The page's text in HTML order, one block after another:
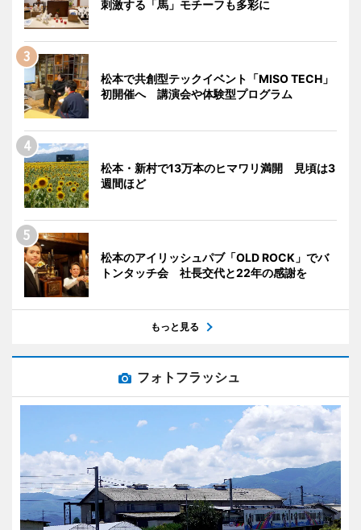
刺激する「馬」モチーフも多彩に
松本で共創型テックイベント「MISO TECH」
初開催へ 講演会や体験型プログラム
松本・新村で13万本のヒマワリ満開 見頃は3
週間ほど
松本のアイリッシュパブ「OLD ROCK」でバ
トンタッチ会 社長交代と22年の感謝を
もっと見る
フォトフラッシュ